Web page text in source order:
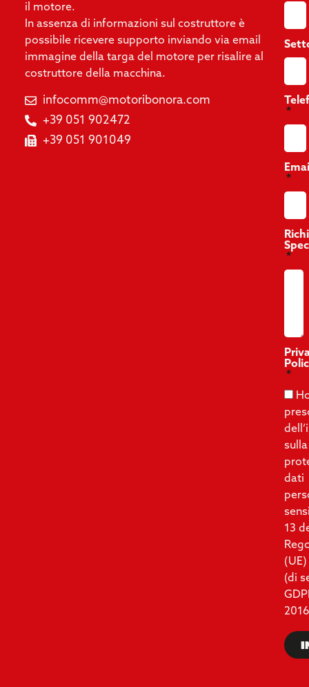
il motore.
In assenza di informazioni sul costruttore è
possibile ricevere supporto inviando via email
immagine della targa del motore per risalire al
costruttore della macchina.
infocomm@motoribonora.com
+39 051 902472
+39 051 901049
sulla
dati
13
(di